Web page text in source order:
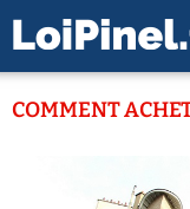
COMMENT